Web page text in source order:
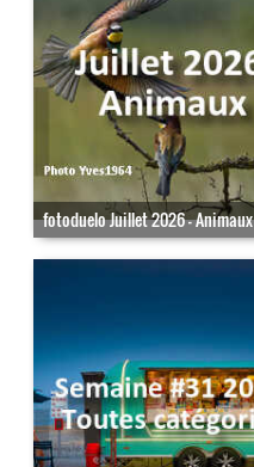
fotoduelo Juillet 2026 - Animaux